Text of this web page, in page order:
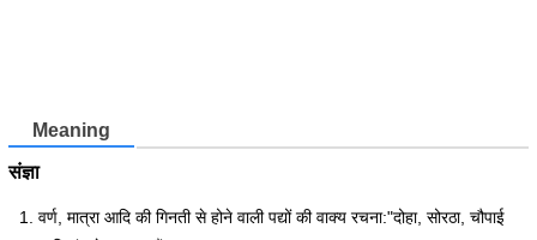
Meaning
संज्ञा
वर्ण, मात्रा आदि की गिनती से होने वाली पद्यों की वाक्य रचना:"दोहा, सोरठा, चौपाई